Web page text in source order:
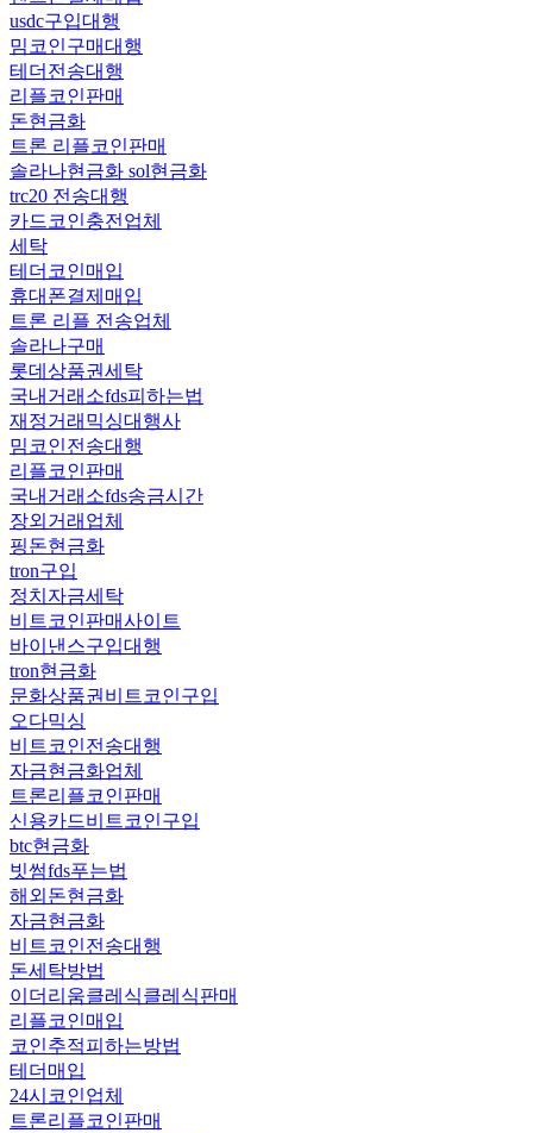
usdc구입대행
밈코인구매대행
테더전송대행
리플코인판매
돈현금화
트론 리플코인판매
솔라나현금화 sol현금화
trc20 전송대행
카드코인충전업체
세탁
테더코인매입
휴대폰결제매입
트론 리플 전송업체
솔라나구매
롯데상품권세탁
국내거래소fds피하는법
재정거래믹싱대행사
밈코인전송대행
리플코인판매
국내거래소fds송금시간
장외거래업체
핑돈현금화
tron구입
정치자금세탁
비트코인판매사이트
바이낸스구입대행
tron현금화
문화상품권비트코인구입
오다믹싱
비트코인전송대행
자금현금화업체
트론리플코인판매
신용카드비트코인구입
btc현금화
빗썸fds푸는법
해외돈현금화
자금현금화
비트코인전송대행
돈세탁방법
이더리움클레식클레식판매
리플코인매입
코인추적피하는방법
테더매입
24시코인업체
트론리플코인판매